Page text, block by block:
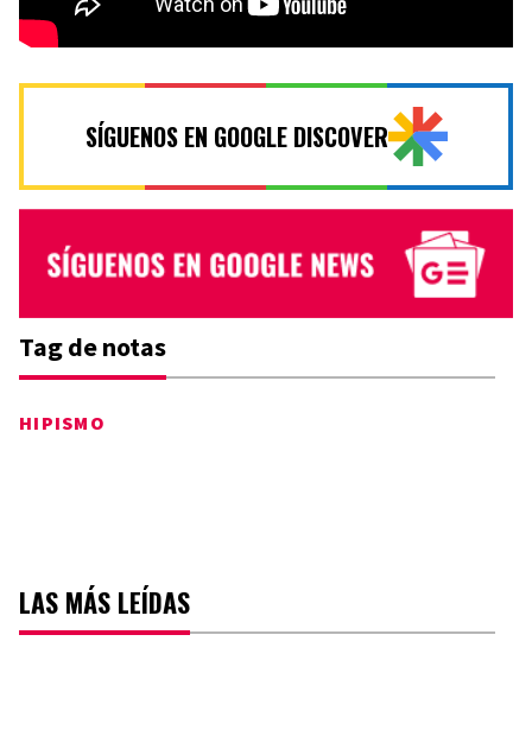
SÍGUENOS EN GOOGLE DISCOVER
Tag de notas
HIPISMO
LAS MÁS LEÍDAS